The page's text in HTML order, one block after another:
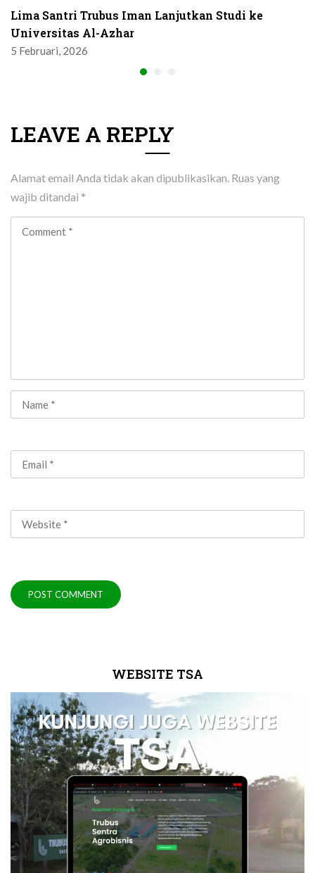
Lima Santri Trubus Iman Lanjutkan Studi ke
Universitas Al-Azhar
5 Februari, 2026
LEAVE A REPLY
Alamat email Anda tidak akan dipublikasikan. Ruas yang
wajib ditandai *
WEBSITE TSA